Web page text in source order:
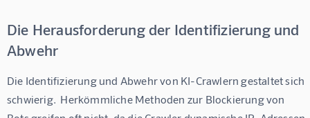
Die Herausforderung der Identifizierung und
Abwehr
Die Identifizierung und Abwehr von KI-Crawlern gestaltet sich
schwierig.  Herkömmliche Methoden zur Blockierung von